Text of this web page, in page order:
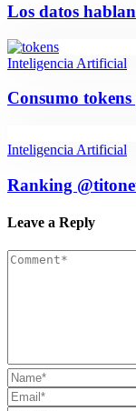
Los datos
Inteligencia Artificial
Consumo
Inteligencia Artificial
Ranking
Leave a Reply